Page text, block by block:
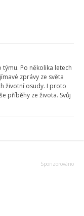
Po několika letech
zprávy ze světa
životní osudy. I proto
příběhy ze života. Svůj